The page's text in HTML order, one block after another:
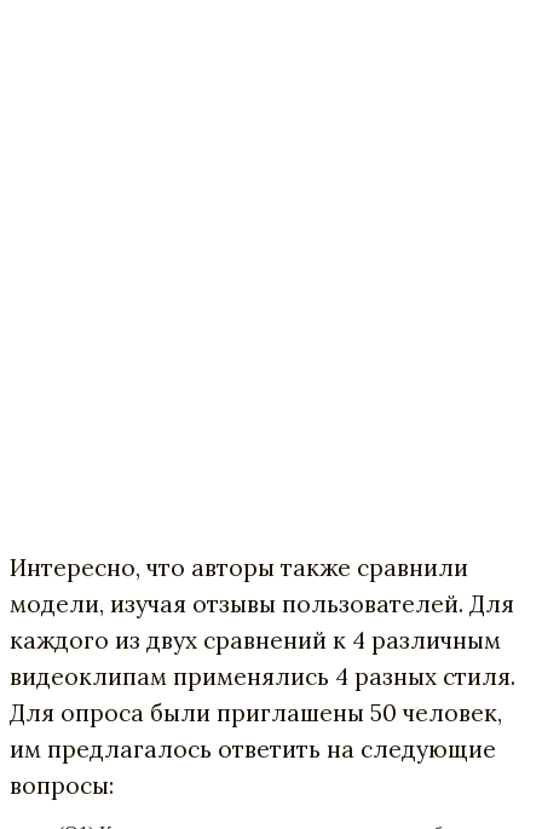
Интересно, что авторы также сравнили
модели, изучая отзывы пользователей. Для
каждого из двух сравнений к 4 различным
видеоклипам применялись 4 разных стиля.
Для опроса были приглашены 50 человек,
им предлагалось ответить на следующие
вопросы: